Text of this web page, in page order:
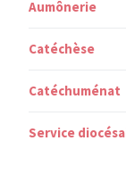
Aumônerie
Catéchèse
Catéchuménat
Service